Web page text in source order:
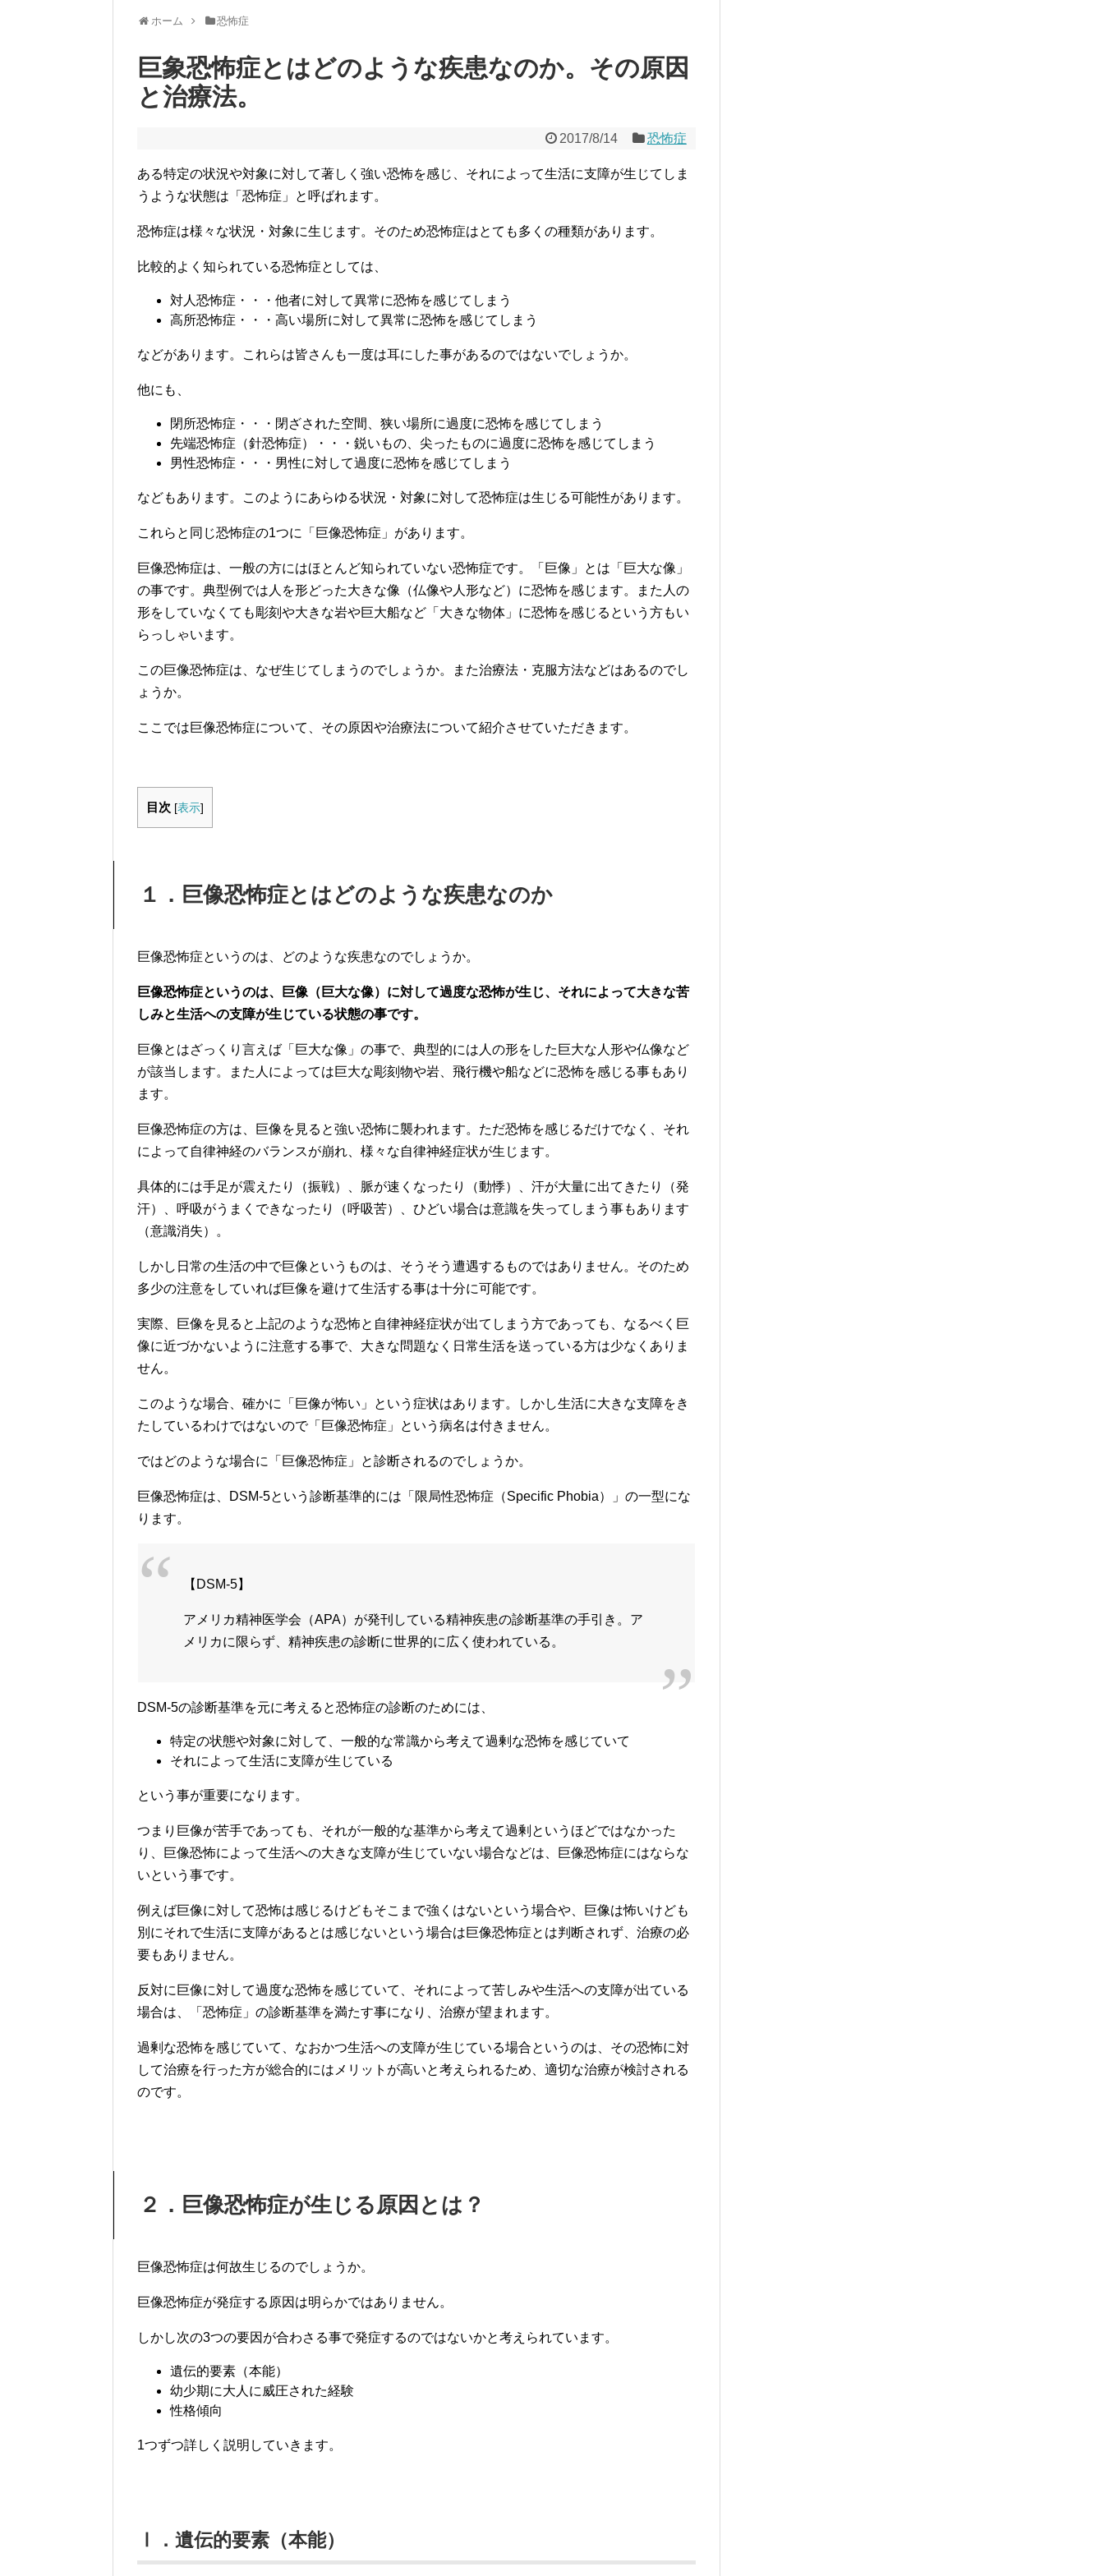
ホーム 恐怖症
巨象恐怖症とはどのような疾患なのか。その原因
と治療法。
2017/8/14 恐怖症
ある特定の状況や対象に対して著しく強い恐怖を感じ、それによって生活に支障が生じてしま
うような状態は「恐怖症」と呼ばれます。
恐怖症は様々な状況・対象に生じます。そのため恐怖症はとても多くの種類があります。
比較的よく知られている恐怖症としては、
対人恐怖症・・・他者に対して異常に恐怖を感じてしまう
高所恐怖症・・・高い場所に対して異常に恐怖を感じてしまう
などがあります。これらは皆さんも一度は耳にした事があるのではないでしょうか。
他にも、
閉所恐怖症・・・閉ざされた空間、狭い場所に過度に恐怖を感じてしまう
先端恐怖症（針恐怖症）・・・鋭いもの、尖ったものに過度に恐怖を感じてしまう
男性恐怖症・・・男性に対して過度に恐怖を感じてしまう
などもあります。このようにあらゆる状況・対象に対して恐怖症は生じる可能性があります。
これらと同じ恐怖症の1つに「巨像恐怖症」があります。
巨像恐怖症は、一般の方にはほとんど知られていない恐怖症です。「巨像」とは「巨大な像」
の事です。典型例では人を形どった大きな像（仏像や人形など）に恐怖を感じます。また人の
形をしていなくても彫刻や大きな岩や巨大船など「大きな物体」に恐怖を感じるという方もい
らっしゃいます。
この巨像恐怖症は、なぜ生じてしまうのでしょうか。また治療法・克服方法などはあるのでし
ょうか。
ここでは巨像恐怖症について、その原因や治療法について紹介させていただきます。
目次 [表示]
１．巨像恐怖症とはどのような疾患なのか
巨像恐怖症というのは、どのような疾患なのでしょうか。
巨像恐怖症というのは、巨像（巨大な像）に対して過度な恐怖が生じ、それによって大きな苦
しみと生活への支障が生じている状態の事です。
巨像とはざっくり言えば「巨大な像」の事で、典型的には人の形をした巨大な人形や仏像など
が該当します。また人によっては巨大な彫刻物や岩、飛行機や船などに恐怖を感じる事もあり
ます。
巨像恐怖症の方は、巨像を見ると強い恐怖に襲われます。ただ恐怖を感じるだけでなく、それ
によって自律神経のバランスが崩れ、様々な自律神経症状が生じます。
具体的には手足が震えたり（振戦）、脈が速くなったり（動悸）、汗が大量に出てきたり（発
汗）、呼吸がうまくできなったり（呼吸苦）、ひどい場合は意識を失ってしまう事もあります
（意識消失）。
しかし日常の生活の中で巨像というものは、そうそう遭遇するものではありません。そのため
多少の注意をしていれば巨像を避けて生活する事は十分に可能です。
実際、巨像を見ると上記のような恐怖と自律神経症状が出てしまう方であっても、なるべく巨
像に近づかないように注意する事で、大きな問題なく日常生活を送っている方は少なくありま
せん。
このような場合、確かに「巨像が怖い」という症状はあります。しかし生活に大きな支障をき
たしているわけではないので「巨像恐怖症」という病名は付きません。
ではどのような場合に「巨像恐怖症」と診断されるのでしょうか。
巨像恐怖症は、DSM-5という診断基準的には「限局性恐怖症（Specific Phobia）」の一型にな
ります。
【DSM-5】
アメリカ精神医学会（APA）が発刊している精神疾患の診断基準の手引き。ア
メリカに限らず、精神疾患の診断に世界的に広く使われている。
DSM-5の診断基準を元に考えると恐怖症の診断のためには、
特定の状態や対象に対して、一般的な常識から考えて過剰な恐怖を感じていて
それによって生活に支障が生じている
という事が重要になります。
つまり巨像が苦手であっても、それが一般的な基準から考えて過剰というほどではなかった
り、巨像恐怖によって生活への大きな支障が生じていない場合などは、巨像恐怖症にはならな
いという事です。
例えば巨像に対して恐怖は感じるけどもそこまで強くはないという場合や、巨像は怖いけども
別にそれで生活に支障があるとは感じないという場合は巨像恐怖症とは判断されず、治療の必
要もありません。
反対に巨像に対して過度な恐怖を感じていて、それによって苦しみや生活への支障が出ている
場合は、「恐怖症」の診断基準を満たす事になり、治療が望まれます。
過剰な恐怖を感じていて、なおかつ生活への支障が生じている場合というのは、その恐怖に対
して治療を行った方が総合的にはメリットが高いと考えられるため、適切な治療が検討される
のです。
２．巨像恐怖症が生じる原因とは？
巨像恐怖症は何故生じるのでしょうか。
巨像恐怖症が発症する原因は明らかではありません。
しかし次の3つの要因が合わさる事で発症するのではないかと考えられています。
遺伝的要素（本能）
幼少期に大人に威圧された経験
性格傾向
1つずつ詳しく説明していきます。
Ⅰ．遺伝的要素（本能）